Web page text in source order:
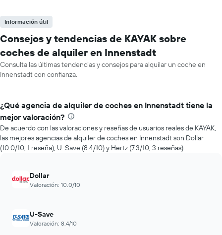
Información útil
Consejos y tendencias de KAYAK sobre
coches de alquiler en Innenstadt
Consulta las últimas tendencias y consejos para alquilar un coche en
Innenstadt con confianza.
¿Qué agencia de alquiler de coches en Innenstadt tiene la
mejor valoración?
De acuerdo con las valoraciones y reseñas de usuarios reales de KAYAK,
las mejores agencias de alquiler de coches en Innenstadt son Dollar
(10.0/10, 1 reseña), U-Save (8.4/10) y Hertz (7.3/10, 3 reseñas).
Dollar
Valoración: 10.0/10
U-Save
Valoración: 8.4/10